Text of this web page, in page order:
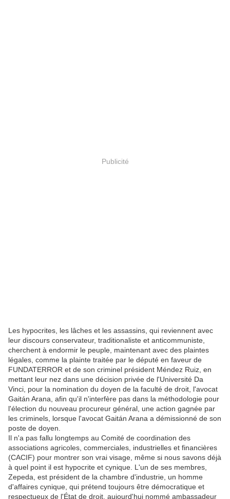
Publicité
Les hypocrites, les lâches et les assassins, qui reviennent avec
leur discours conservateur, traditionaliste et anticommuniste,
cherchent à endormir le peuple, maintenant avec des plaintes
légales, comme la plainte traitée par le député en faveur de
FUNDATERROR et de son criminel président Méndez Ruiz, en
mettant leur nez dans une décision privée de l'Université Da
Vinci, pour la nomination du doyen de la faculté de droit, l'avocat
Gaitán Arana, afin qu'il n'interfère pas dans la méthodologie pour
l'élection du nouveau procureur général, une action gagnée par
les criminels, lorsque l'avocat Gaitán Arana a démissionné de son
poste de doyen.
Il n'a pas fallu longtemps au Comité de coordination des
associations agricoles, commerciales, industrielles et financières
(CACIF) pour montrer son vrai visage, même si nous savons déjà
à quel point il est hypocrite et cynique. L'un de ses membres,
Zepeda, est président de la chambre d'industrie, un homme
d'affaires cynique, qui prétend toujours être démocratique et
respectueux de l'État de droit, aujourd'hui nommé ambassadeur